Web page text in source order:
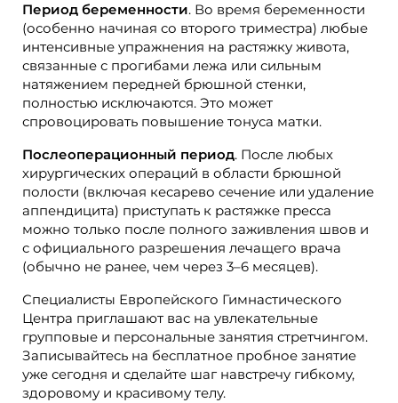
Период беременности. Во время беременности
(особенно начиная со второго триместра) любые
интенсивные упражнения на растяжку живота,
связанные с прогибами лежа или сильным
натяжением передней брюшной стенки,
полностью исключаются. Это может
спровоцировать повышение тонуса матки.
Послеоперационный период. После любых
хирургических операций в области брюшной
полости (включая кесарево сечение или удаление
аппендицита) приступать к растяжке пресса
можно только после полного заживления швов и
с официального разрешения лечащего врача
(обычно не ранее, чем через 3–6 месяцев).
Специалисты Европейского Гимнастического
Центра приглашают вас на увлекательные
групповые и персональные занятия стретчингом.
Записывайтесь на бесплатное пробное занятие
уже сегодня и сделайте шаг навстречу гибкому,
здоровому и красивому телу.